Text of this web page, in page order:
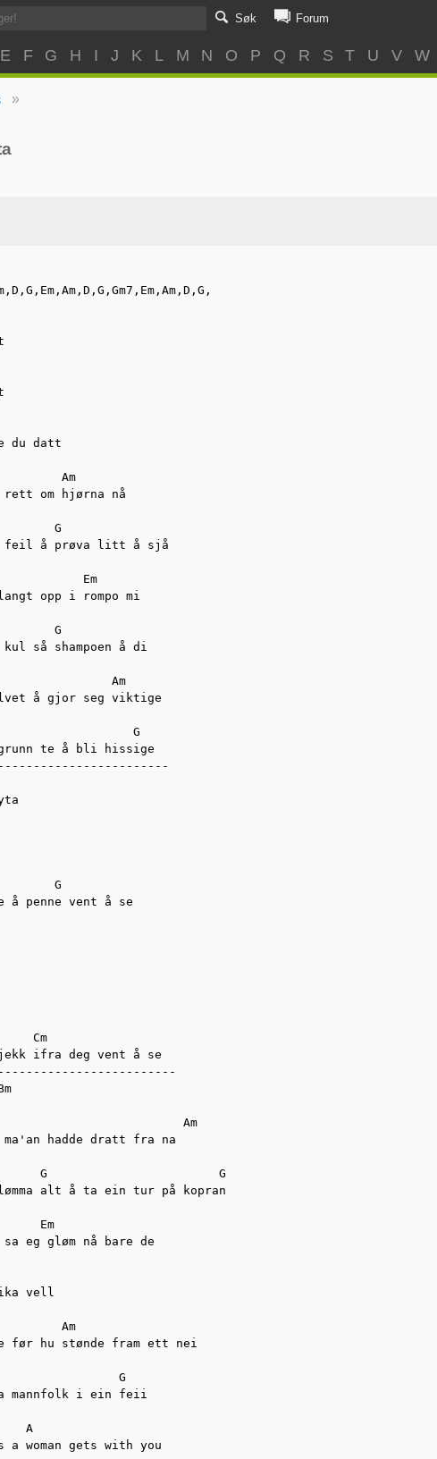
Søk Forum
E F G H I J K L M N O P Q R S T U V W
»
du datt
Am
rett om hjørna nå
G
feil å prøva litt å sjå
Em
opp i rompo mi
G
så shampoen å di
Am
å gjor seg viktige
G
te å bli hissige
G
penne vent å se
Cm
ifra deg vent å se
Am
hadde dratt fra na
G                        G
alt å ta ein tur på kopran
Em
sa eg gløm nå bare de
vell
Am
før hu stønde fram ett nei
G
mannfolk i ein feii
A
a woman gets with you